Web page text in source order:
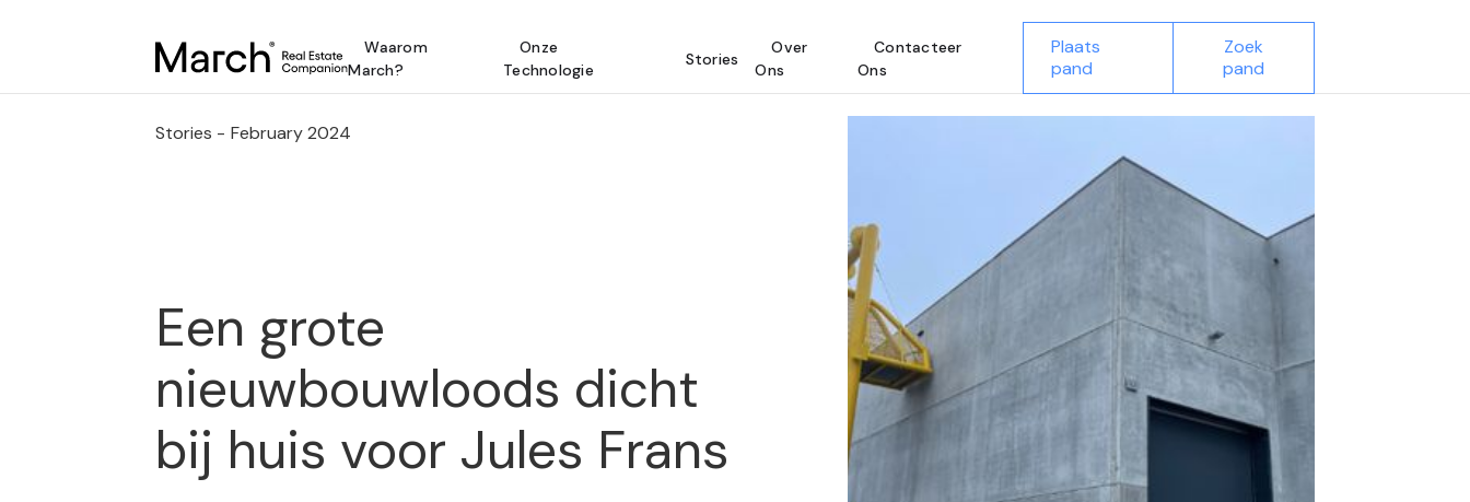
Waarom
March?
Onze
Technologie
Stories
Over
Ons
Contacteer
Ons
Plaats
pand
Zoek
pand
Stories - February 2024
Een grote
nieuwbouwloods dicht
bij huis voor Jules Frans